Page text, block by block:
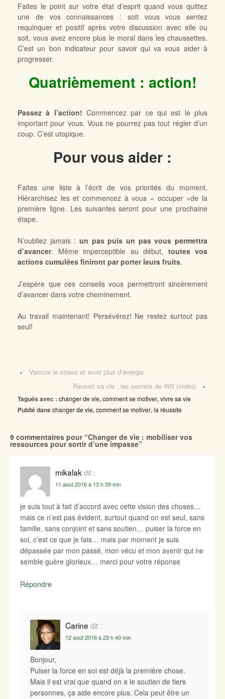
Faites le point sur votre état d’esprit quand vous quittez
une de vos connaissances : soit vous vous sentez
requinquer et positif après votre discussion avec elle ou
soit, vous avez encore plus le moral dans les chaussettes.
C’est un bon indicateur pour savoir qui va vous aider à
progresser.
Quatrièmement : action!
Passez à l’action! Commencez par ce qui est le plus
important pour vous. Vous ne pourrez pas tout régler d’un
coup. C’est utopique.
Pour vous aider :
Faites une liste à l’écrit de vos priorités du moment.
Hiérarchisez les et commencez à vous « occuper »de la
première ligne. Les suivantes seront pour une prochaine
étape.
N’oubliez jamais : un pas puis un pas vous permettra
d’avancer. Même imperceptible au début, toutes vos
actions cumulées finiront par porter leurs fruits.
J’espère que ces conseils vous permettront sincèrement
d’avancer dans votre cheminement.
Au travail maintenant! Persévérez! Ne restez surtout pas
seul!
‹
Vaincre le stress et avoir plus d’énergie
Réussir sa vie : les secrets de Will (vidéo)
›
Tagués avec : changer de vie,comment se motiver,vivre sa vie
Publié dans changer de vie,comment se motiver,la réussite
9 commentaires pour “Changer de vie : mobiliser vos
ressources pour sortir d’une impasse”
mikalak dit :
11 août 2016 à 13 h 39 min
je suis tout à fait d’accord avec cette vision des choses…
mais ce n’est pas évident, surtout quand on est seul, sans
famille, sans conjoint et sans soutien… puiser la force en
soi, c’est ce que je fais… mais par moment je suis
dépassée par mon passé, mon vécu et mon avenir qui ne
semble guère glorieux… merci pour votre réponse
Répondre
Carine dit :
12 août 2016 à 23 h 40 min
Bonjour,
Puiser la force en soi est déjà la première chose.
Mais il est vrai que quand on a le soutien de tiers
personnes, ça aide encore plus. Cela peut être un